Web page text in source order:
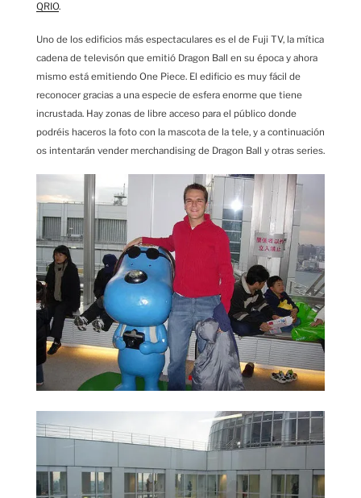
QRIO.
Uno de los edificios más espectaculares es el de Fuji TV, la mítica
cadena de televisón que emitió Dragon Ball en su época y ahora
mismo está emitiendo One Piece. El edificio es muy fácil de
reconocer gracias a una especie de esfera enorme que tiene
incrustada. Hay zonas de libre acceso para el público donde
podréis haceros la foto con la mascota de la tele, y a continuación
os intentarán vender merchandising de Dragon Ball y otras series.